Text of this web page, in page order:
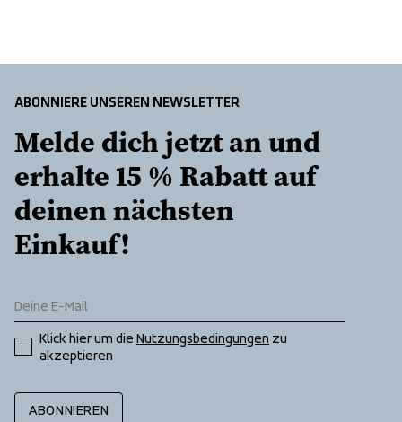
ABONNIERE UNSEREN NEWSLETTER
Melde dich jetzt an und
erhalte 15 % Rabatt auf
deinen nächsten
Einkauf!
Klick hier um die Nutzungsbedingungen zu
akzeptieren
ABONNIEREN